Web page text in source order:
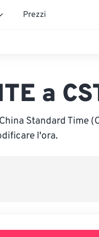
Prezzi
a
Standard Time
l'ora.